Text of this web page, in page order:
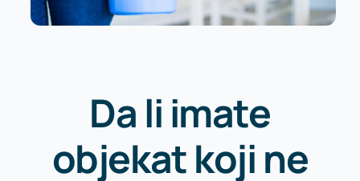
Da li imate
objekat koji ne